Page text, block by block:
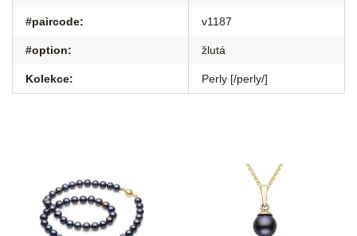
#paircode: v1187
#option: žlutá
Kolekce: Perly [/perly/]